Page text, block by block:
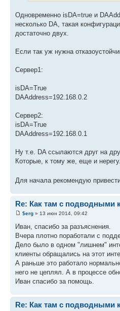
Одновременно isDA=true и
несколько DA, такая
достаточно двух.
Если так уж нужна
Сервер1:
isDA=True
DAAddress=192.168.0.2
Сервер2:
isDA=True
DAAddress=192.168.0.1
Ну т.е. DA ссылаются друг на
Которые, к тому же, еще и
Для начала рекомендую
Re: Как там с подводными
$erg » 13 июн 2014, 09:42
Иван, спасибо за разъяснения.
Вчера плотно поработали с
Дело было в одном "лишнем"
клиенты обращались на этот
А раньше это работало
него не цеплял. А в процессе
Иван спасибо за помощь.
Re: Как там с подводными